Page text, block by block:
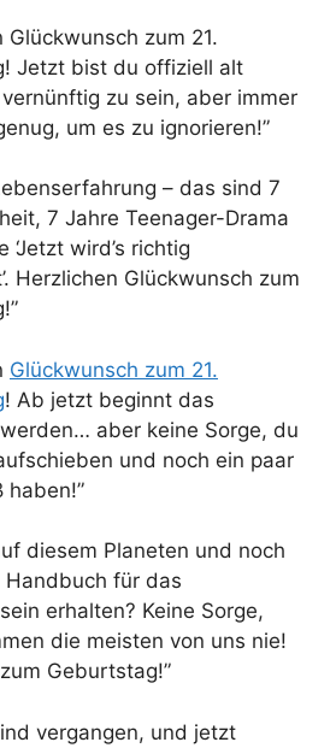
Glückwunsch zum 21.
Jetzt bist du offiziell alt
zu sein, aber immer
um es zu ignorieren!”
– das sind 7
7 Jahre Teenager-Drama
‘Jetzt wird’s richtig
Herzlichen Glückwunsch zum
Glückwunsch zum 21.
! Ab jetzt beginnt das
aber keine Sorge, du
und noch ein paar
haben!”
diesem Planeten und noch
Handbuch für das
erhalten? Keine Sorge,
die meisten von uns nie!
Geburtstag!”
vergangen, und jetzt